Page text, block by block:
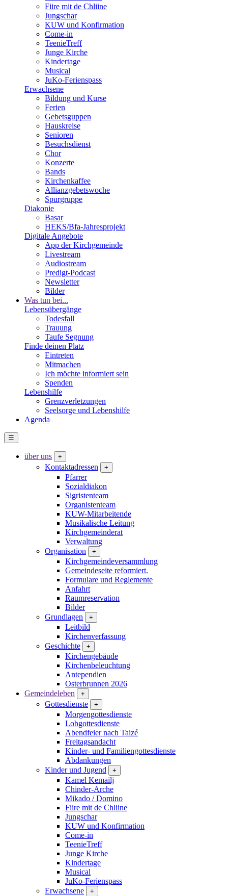
Fiire mit de Chliine
Jungschar
KUW und Konfirmation
Come-in
TeenieTreff
Junge Kirche
Kindertage
Musical
JuKo-Ferienspass
Erwachsene
Bildung und Kurse
Ferien
Gebetsguppen
Hauskreise
Senioren
Besuchsdienst
Chor
Konzerte
Bands
Kirchenkaffee
Allianzgebetswoche
Spurgruppe
Diakonie
Basar
HEKS/Bfa-Jahresprojekt
Digitale Angebote
App der Kirchgemeinde
Livestream
Audiostream
Predigt-Podcast
Newsletter
Bilder
Was tun bei...
Lebensübergänge
Todesfall
Trauung
Taufe Segnung
Finde deinen Platz
Eintreten
Mitmachen
Ich möchte informiert sein
Spenden
Lebenshilfe
Grenzverletzungen
Seelsorge und Lebenshilfe
Agenda
☰
über uns +
Kontaktadressen +
Pfarrer
Sozialdiakon
Sigristenteam
Organistenteam
KUW-Mitarbeitende
Musikalische Leitung
Kirchgemeinderat
Verwaltung
Organisation
+
Kirchgemeindeversammlung
Gemeindeseite reformiert.
Formulare und Reglemente
Anfahrt
Raumreservation
Bilder
Grundlagen
+
Leitbild
Kirchenverfassung
Geschichte
+
Kirchengebäude
Kirchenbeleuchtung
Antependien
Osterbrunnen 2026
Gemeindeleben
+
Gottesdienste +
Morgengottesdienste
Lobgottesdienste
Abendfeier nach Taizé
Freitagsandacht
Kinder- und Familien­gottesdienste
Abdankungen
Kinder und Jugend
+
Kamel Kemailj
Chinder-Arche
Mikado / Domino
Fiire mit de Chliine
Jungschar
KUW und Konfirmation
Come-in
TeenieTreff
Junge Kirche
Kindertage
Musical
JuKo-Ferienspass
Erwachsene
+